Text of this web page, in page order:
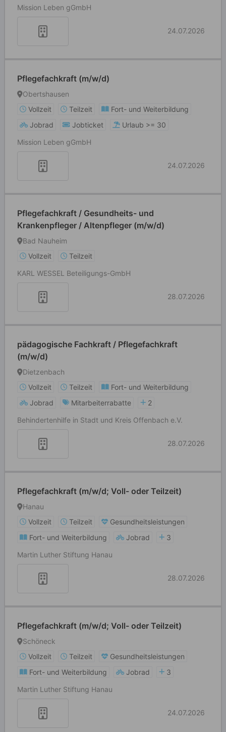
Mission Leben gGmbH
24.07.2026
Pflegefachkraft (m/w/d)
Obertshausen
Vollzeit
Teilzeit
Fort- und Weiterbildung
Jobrad
Jobticket
Urlaub >= 30
Mission Leben gGmbH
24.07.2026
Pflegefachkraft / Gesundheits- und
Krankenpfleger / Altenpfleger (m/w/d)
Bad Nauheim
Vollzeit
Teilzeit
KARL WESSEL Beteiligungs-GmbH
28.07.2026
pädagogische Fachkraft / Pflegefachkraft
(m/w/d)
Dietzenbach
Vollzeit
Teilzeit
Fort- und Weiterbildung
Jobrad
Mitarbeiterrabatte
2
Behindertenhilfe in Stadt und Kreis Offenbach e.V.
28.07.2026
Pflegefachkraft (m/w/d; Voll- oder Teilzeit)
Hanau
Vollzeit
Teilzeit
Gesundheitsleistungen
Fort- und Weiterbildung
Jobrad
3
Martin Luther Stiftung Hanau
28.07.2026
Pflegefachkraft (m/w/d; Voll- oder Teilzeit)
Schöneck
Vollzeit
Teilzeit
Gesundheitsleistungen
Fort- und Weiterbildung
Jobrad
3
Martin Luther Stiftung Hanau
24.07.2026